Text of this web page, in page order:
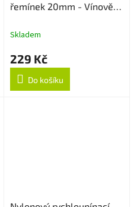
řemínek 20mm - Vínově
Skladem
229 Kč
Do košíku